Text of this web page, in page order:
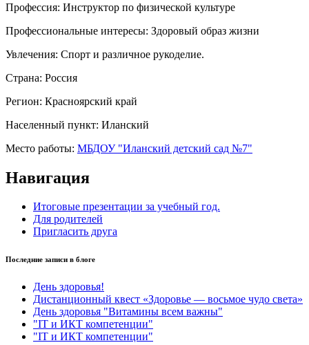
Профессия: Инструктор по физической культуре
Профессиональные интересы: Здоровый образ жизни
Увлечения: Спорт и различное рукоделие.
Страна: Россия
Регион: Красноярский край
Населенный пункт: Иланский
Место работы: МБДОУ "Иланский детский сад №7"
Навигация
Итоговые презентации за учебный год.
Для родителей
Пригласить друга
Последние записи в блоге
День здоровья!
Дистанционный квест «Здоровье — восьмое чудо света»
День здоровья "Витамины всем важны"
"IT и ИКТ компетенции"
"IT и ИКТ компетенции"